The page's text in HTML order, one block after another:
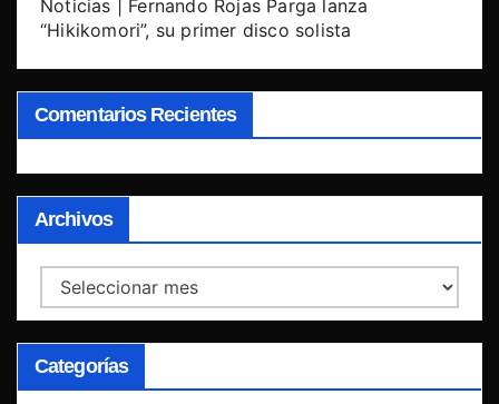
Noticias | Fernando Rojas Parga lanza
“Hikikomori”, su primer disco solista
Comentarios Recientes
Archivos
Archivos
Categorías